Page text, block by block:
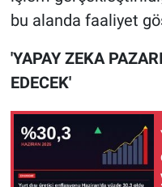
bu alanda faaliyet
'YAPAY ZEKA
EDECEK'